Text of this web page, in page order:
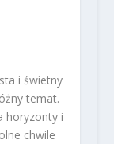
i świetny
temat.
horyzonty i
chwile